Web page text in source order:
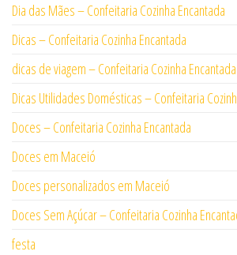
Dia das Mães – Confeitaria Cozinha Encantada
Dicas – Confeitaria Cozinha Encantada
dicas de viagem – Confeitaria Cozinha Encantada
Dicas Utilidades Domésticas – Confeitaria
Doces – Confeitaria Cozinha Encantada
Doces em Maceió
Doces personalizados em Maceió
Doces Sem Açúcar – Confeitaria Cozinha
festa